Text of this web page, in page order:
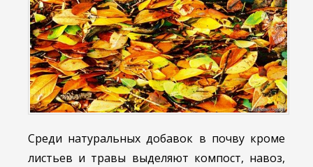
Среди натуральных добавок в почву кроме
листьев и травы выделяют компост, навоз,